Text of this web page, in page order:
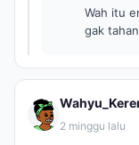
Wah itu
gak
2 minggu lalu